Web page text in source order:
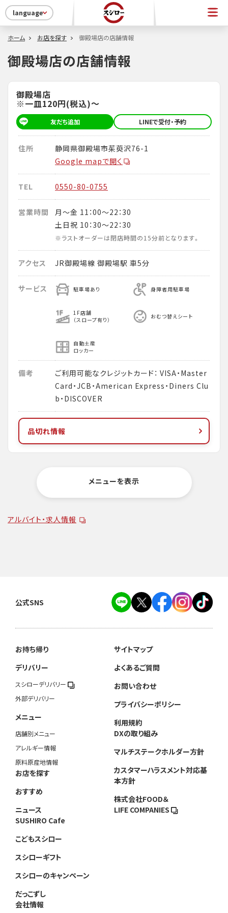
language
ホーム お店を探す 御殿場店の店舗情報
御殿場店の店舗情報
御殿場店
※一皿120円(税込)～
友だち追加 LINEで受付・予約
住所
静岡県御殿場市茱萸沢76-1
Google mapで開く
TEL 0550-80-0755
営業時間
月～金 11：00～22：30
土日祝 10：30～22：30
※ラストオーダーは閉店時間の15分前となります。
アクセス JR御殿場線 御殿場駅 車5分
サービス 駐車場あり 身障者用駐車場
1F店舗
（スロープ有り）
おむつ替えシート
自動土産
ロッカー
備考
ご利用可能なクレジットカード： VISA・Master
Card・JCB・American Express・Diners Clu
b・DISCOVER
品切れ情報
メニューを表示
アルバイト・求人情報
公式SNS
お持ち帰り
デリバリー
スシローデリバリー
外部デリバリー
メニュー
店舗別メニュー
アレルギー情報
原料原産地情報
お店を探す
おすすめ
ニュース
SUSHIRO Cafe
こどもスシロー
スシローギフト
スシローのキャンペーン
だっこずし
会社情報
サイトマップ
よくあるご質問
お問い合わせ
プライバシーポリシー
利用規約
DXの取り組み
マルチステークホルダー方針
カスタマーハラスメント対応基
本方針
株式会社FOOD＆
LIFE COMPANIES